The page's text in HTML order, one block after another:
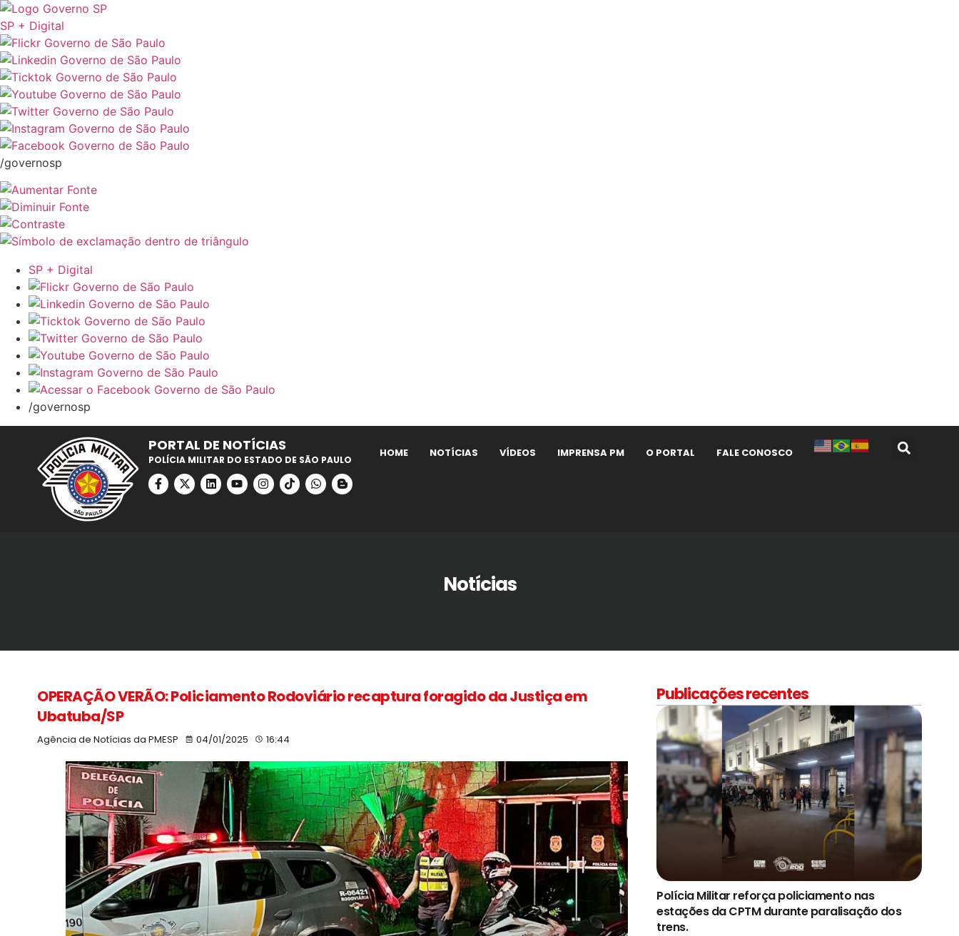
SP + Digital
/governosp
SP + Digital
/governosp
PORTAL DE NOTÍCIAS
POLÍCIA MILITAR DO ESTADO DE SÃO PAULO
HOME NOTÍCIAS VÍDEOS IMPRENSA PM O PORTAL FALE CONOSCO
Notícias
OPERAÇÃO VERÃO: Policiamento Rodoviário recaptura foragido da Justiça em
Ubatuba/SP
Agência de Notícias da PMESP 04/01/2025 16:44
Publicações recentes
Polícia Militar reforça policiamento nas
estações da CPTM durante paralisação dos
trens.